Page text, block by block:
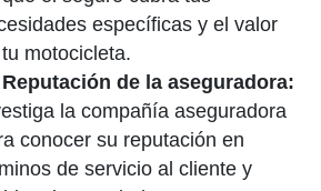
específicas y el valor
motocicleta.
Reputación de la aseguradora:
la compañía aseguradora
conocer su reputación en
de servicio al cliente y